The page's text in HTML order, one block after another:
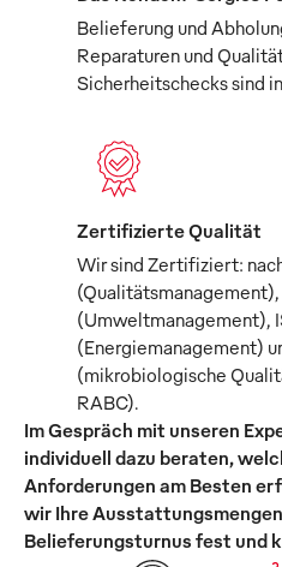
Belieferung und
Reparaturen und
Sicherheitschecks sind
Zertifizierte Qualität
Wir sind Zertifiziert:
(Qualitätsmanagement),
(Umweltmanagement),
(Energiemanagement)
(mikrobiologische
RABC).
Im Gespräch mit unseren
individuell dazu beraten,
Anforderungen am Besten
wir Ihre
Belieferungsturnus fest und